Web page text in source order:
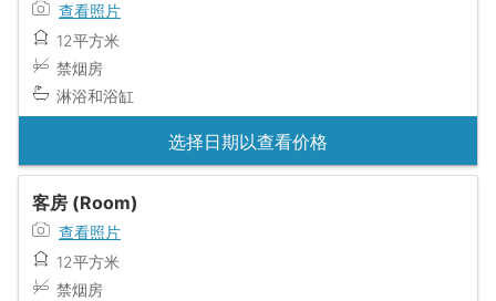
查看照片
12平方米
禁烟房
淋浴和浴缸
选择日期以查看价格
客房 (Room)
查看照片
12平方米
禁烟房